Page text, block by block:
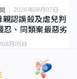
2026年08月07日
認誤殺及虐兒判
、同類案最惡劣
月05日